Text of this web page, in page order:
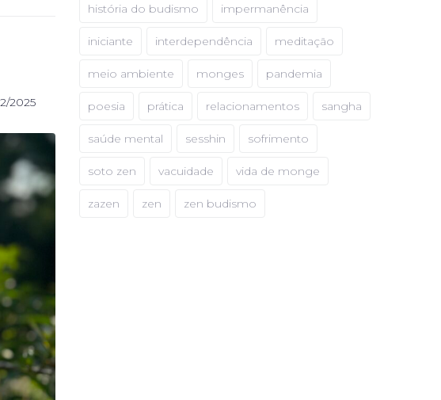
2025
história do budismo impermanência
iniciante interdependência meditação
meio ambiente monges pandemia
poesia prática relacionamentos sangha
saúde mental sesshin sofrimento
soto zen vacuidade vida de monge
zazen zen zen budismo